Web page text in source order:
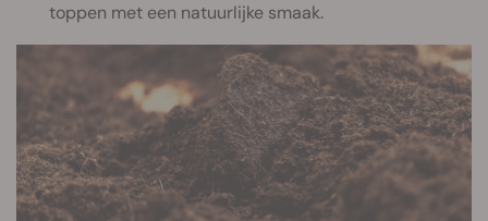
toppen met een natuurlijke smaak.